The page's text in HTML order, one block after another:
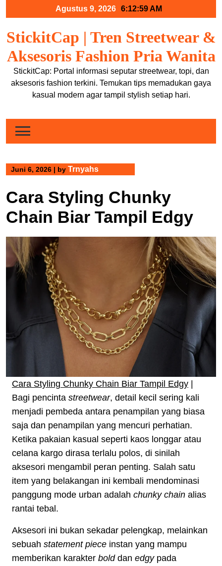
Agustus 9, 2026 6:13:00 AM
StickitCap | Tren Streetwear &
Aksesoris Fashion Pria Wanita
StickitCap: Portal informasi seputar streetwear, topi, dan
aksesoris fashion terkini. Temukan tips memadukan gaya
kasual modern agar tampil stylish setiap hari.
Juni 6, 2026 | by Trnyahs
Cara Styling Chunky
Chain Biar Tampil Edgy
Cara Styling Chunky Chain Biar Tampil Edgy |
Bagi pencinta streetwear, detail kecil sering kali
menjadi pembeda antara penampilan yang biasa
saja dan penampilan yang mencuri perhatian.
Ketika pakaian kasual seperti kaos longgar atau
celana kargo dirasa terlalu polos, di sinilah
aksesori mengambil peran penting. Salah satu
item yang belakangan ini kembali mendominasi
panggung mode urban adalah chunky chain alias
rantai tebal.
Aksesori ini bukan sekadar pelengkap, melainkan
sebuah statement piece instan yang mampu
memberikan karakter bolddan edgypada